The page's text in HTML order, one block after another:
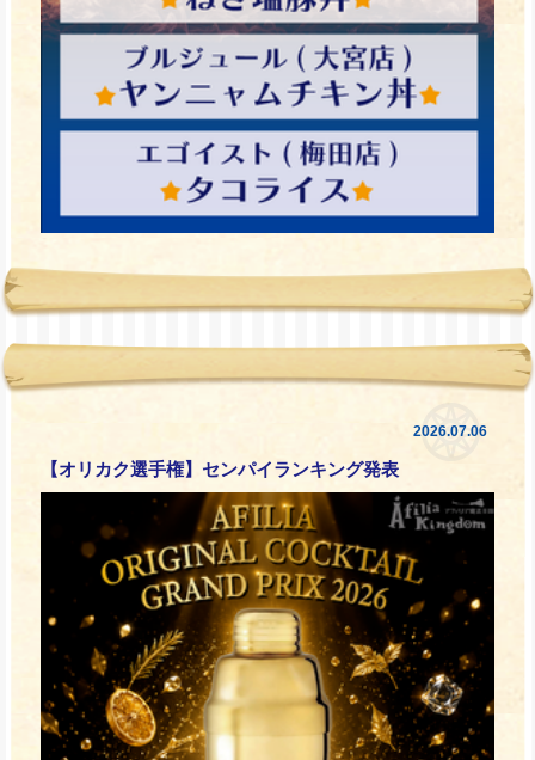
2026.07.06
【オリカク選手権】センパイランキング発表